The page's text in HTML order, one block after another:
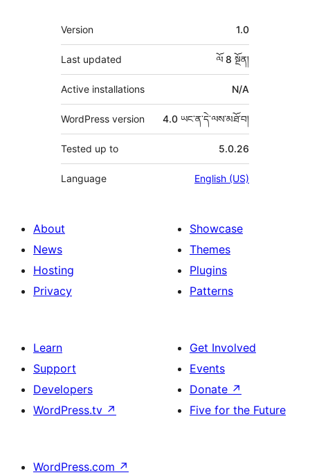
ཟུར་
བརྗོད།
Version 1.0
Last updated ལོ 8 སྔོན།
Active installations N/A
WordPress version 4.0 ཡང་ན་དེ་ལས་མཐོ་བ།
Tested up to 5.0.26
Language English (US)
About
News
Hosting
Privacy
Showcase
Themes
Plugins
Patterns
Learn
Support
Developers
WordPress.tv ↗
Get Involved
Events
Donate ↗
Five for the Future
WordPress.com ↗